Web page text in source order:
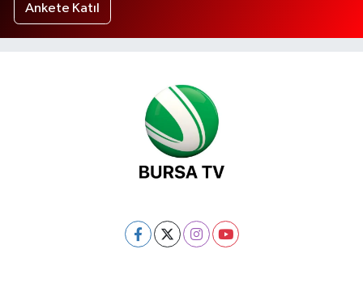
Ankete Katıl